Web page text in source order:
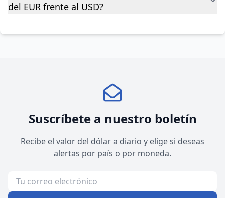
del EUR frente al USD?
Suscríbete a nuestro boletín
Recibe el valor del dólar a diario y elige si deseas
alertas por país o por moneda.